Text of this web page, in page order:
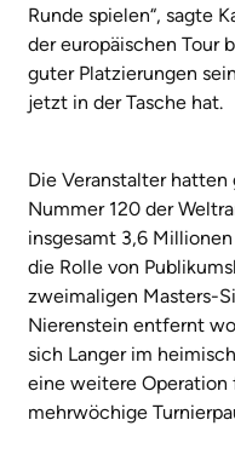
Runde spielen“, sagte
der europäischen Tour
guter Platzierungen
jetzt in der Tasche hat.
Die Veranstalter
Nummer 120 der
insgesamt 3,6
die Rolle von
zweimaligen Masters-
Nierenstein entfernt
sich Langer im
eine weitere
mehrwöchige